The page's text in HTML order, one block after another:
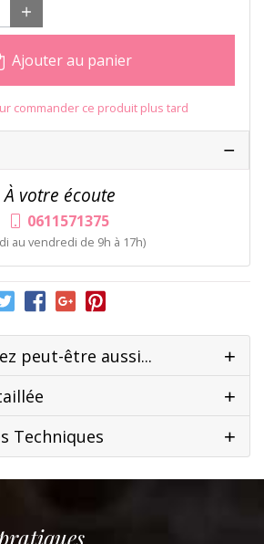
Ajouter au panier
commander ce produit plus tard
À votre écoute
0611571375
au vendredi de 9h à 17h)
peut-être aussi...
Techniques